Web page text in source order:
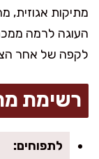
מתיקות אגוזית,
העוגה לרמה
לקפה של אחר
רשימת
לתפוחים: